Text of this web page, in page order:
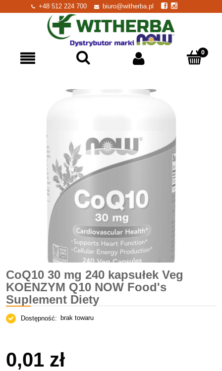
+48 512 224 700 biuro@witherba.pl
CoQ10 30 mg 240 kapsułek Veg
KOENZYM Q10 NOW Food's
Suplement Diety
Dostępność: brak towaru
0,01 zł